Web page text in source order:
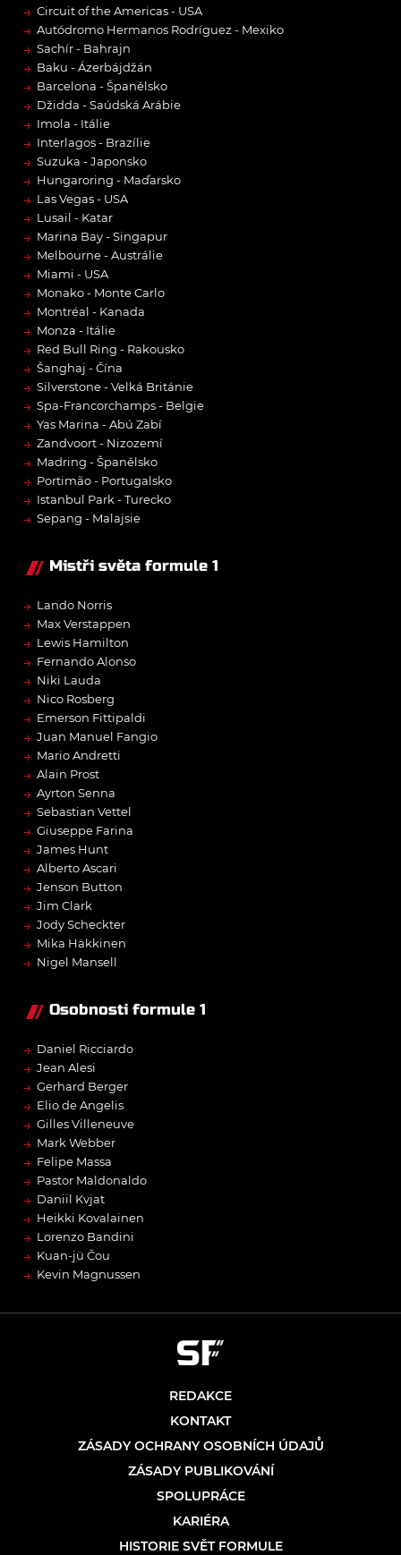
→ Circuit of the Americas - USA
→ Autódromo Hermanos Rodríguez - Mexiko
→ Sachír - Bahrajn
→ Baku - Ázerbájdžán
→ Barcelona - Španělsko
→ Džidda - Saúdská Arábie
→ Imola - Itálie
→ Interlagos - Brazílie
→ Suzuka - Japonsko
→ Hungaroring - Maďarsko
→ Las Vegas - USA
→ Lusail - Katar
→ Marina Bay - Singapur
→ Melbourne - Austrálie
→ Miami - USA
→ Monako - Monte Carlo
→ Montréal - Kanada
→ Monza - Itálie
→ Red Bull Ring - Rakousko
→ Šanghaj - Čína
→ Silverstone - Velká Británie
→ Spa-Francorchamps - Belgie
→ Yas Marina - Abú Zabí
→ Zandvoort - Nizozemí
→ Madring - Španělsko
→ Portimão - Portugalsko
→ Istanbul Park - Turecko
→ Sepang - Malajsie
Mistři světa formule 1
→ Lando Norris
→ Max Verstappen
→ Lewis Hamilton
→ Fernando Alonso
→ Niki Lauda
→ Nico Rosberg
→ Emerson Fittipaldi
→ Juan Manuel Fangio
→ Mario Andretti
→ Alain Prost
→ Ayrton Senna
→ Sebastian Vettel
→ Giuseppe Farina
→ James Hunt
→ Alberto Ascari
→ Jenson Button
→ Jim Clark
→ Jody Scheckter
→ Mika Häkkinen
→ Nigel Mansell
Osobnosti formule 1
→ Daniel Ricciardo
→ Jean Alesi
→ Gerhard Berger
→ Elio de Angelis
→ Gilles Villeneuve
→ Mark Webber
→ Felipe Massa
→ Pastor Maldonaldo
→ Daniil Kvjat
→ Heikki Kovalainen
→ Lorenzo Bandini
→ Kuan-jü Čou
→ Kevin Magnussen
REDAKCE
KONTAKT
ZÁSADY OCHRANY OSOBNÍCH ÚDAJŮ
ZÁSADY PUBLIKOVÁNÍ
SPOLUPRÁCE
KARIÉRA
HISTORIE SVĚT FORMULE